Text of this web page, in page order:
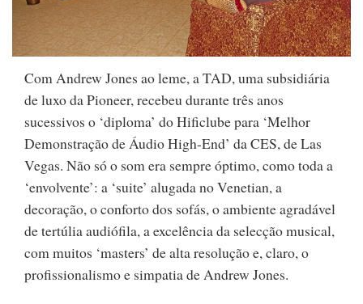
Com Andrew Jones ao leme, a TAD, uma subsidiária
de luxo da Pioneer, recebeu durante três anos
sucessivos o ‘diploma’ do Hificlube para ‘Melhor
Demonstração de Áudio High-End’ da CES, de Las
Vegas. Não só o som era sempre óptimo, como toda a
‘envolvente’: a ‘suite’ alugada no Venetian, a
decoração, o conforto dos sofás, o ambiente agradável
de tertúlia audiófila, a excelência da selecção musical,
com muitos ‘masters’ de alta resolução e, claro, o
profissionalismo e simpatia de Andrew Jones.